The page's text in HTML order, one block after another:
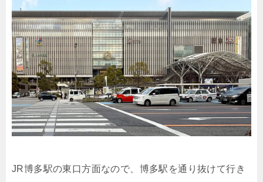
JR博多駅の東口方面なので、博多駅を通り抜けて行き